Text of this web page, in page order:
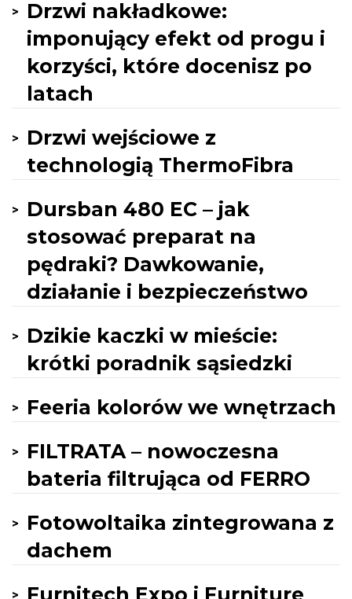
Drzwi nakładkowe:
imponujący efekt od progu i
korzyści, które docenisz po
latach
Drzwi wejściowe z
technologią ThermoFibra
Dursban 480 EC – jak
stosować preparat na
pędraki? Dawkowanie,
działanie i bezpieczeństwo
Dzikie kaczki w mieście:
krótki poradnik sąsiedzki
Feeria kolorów we wnętrzach
FILTRATA – nowoczesna
bateria filtrująca od FERRO
Fotowoltaika zintegrowana z
dachem
Furnitech Expo i Furniture